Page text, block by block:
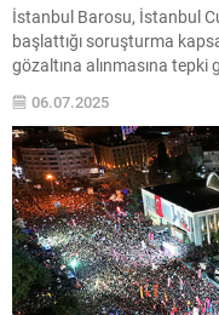
İstanbul Barosu, İstanbul
başlattığı soruşturma
gözaltına alınmasına
06.07.2025